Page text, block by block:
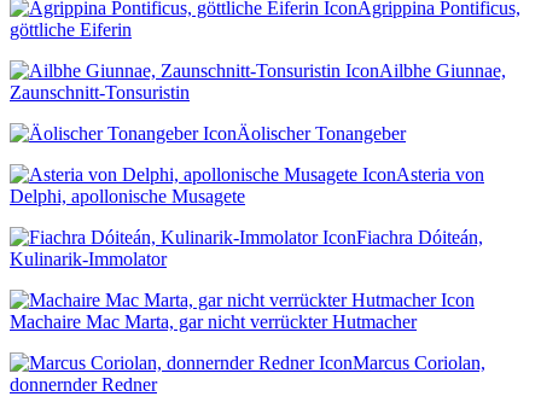
Agrippina Pontificus,
göttliche Eiferin
Ailbhe Giunnae,
Zaunschnitt-Tonsuristin
Äolischer Tonangeber
Asteria von
Delphi, apollonische Musagete
Fiachra Dóiteán,
Kulinarik-Immolator
Machaire Mac Marta, gar nicht verrückter Hutmacher
Marcus Coriolan,
donnernder Redner